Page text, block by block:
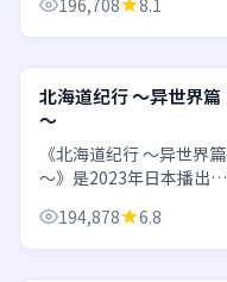
主演。画面与配乐极具日
式美学，在平凡生活中捕
日韩电影电视剧在线...
日本
北海道纪行 ～异世界篇
～
《北海道纪行 ～异世界篇
～》是2023年日本播出的
执导，目黑莲、松坂桃
李、广濑铃等主演。热血
194,878 6.8